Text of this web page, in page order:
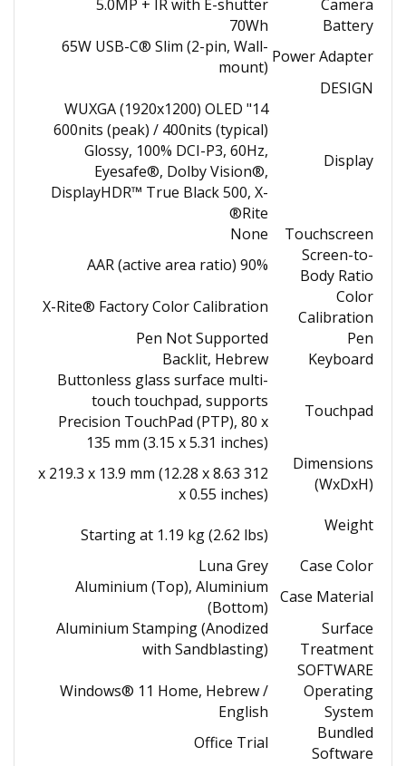
Camera
5.0MP + IR with E-shutter
Battery
70Wh
Power Adapter
65W USB-C® Slim (2-pin, Wall-
mount)
DESIGN
Display
14" WUXGA (1920x1200) OLED
600nits (peak) / 400nits (typical)
Glossy, 100% DCI-P3, 60Hz,
Eyesafe®, Dolby Vision®,
DisplayHDR™ True Black 500, X-
Rite®
Touchscreen
None
Screen-to-
Body Ratio
90% AAR (active area ratio)
Color
Calibration
X-Rite® Factory Color Calibration
Pen
Pen Not Supported
Keyboard
Backlit, Hebrew
Touchpad
Buttonless glass surface multi-
touch touchpad, supports
Precision TouchPad (PTP), 80 x
135 mm (3.15 x 5.31 inches)
Dimensions
(WxDxH)
312 x 219.3 x 13.9 mm (12.28 x 8.63
x 0.55 inches)
Weight
Starting at 1.19 kg (2.62 lbs)
Case Color
Luna Grey
Case Material
Aluminium (Top), Aluminium
(Bottom)
Surface
Treatment
Aluminium Stamping (Anodized
with Sandblasting)
SOFTWARE
Operating
System
Windows® 11 Home, Hebrew /
English
Bundled
Software
Office Trial